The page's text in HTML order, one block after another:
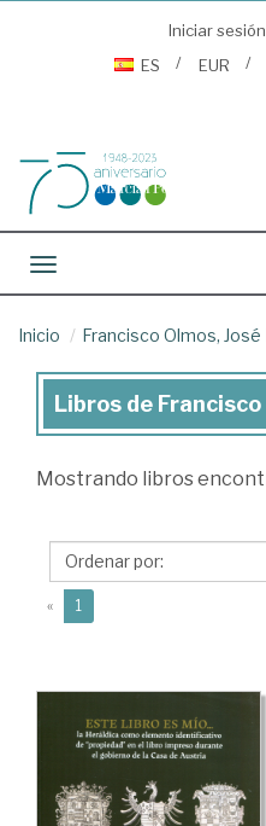
Iniciar sesión
ES
EUR
Toggle navigation
Inicio Francisco Olmos, José
Libros
Francisco
José
María
Libros de
Mostrando libros
« 1